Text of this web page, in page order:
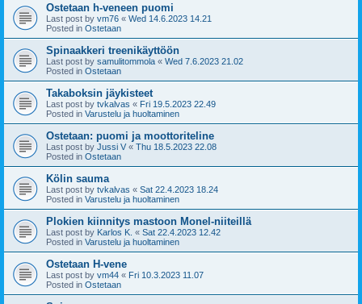
Ostetaan h-veneen puomi
Last post by vm76 « Wed 14.6.2023 14.21
Posted in Ostetaan
Spinaakkeri treenikäyttöön
Last post by samulitommola « Wed 7.6.2023 21.02
Posted in Ostetaan
Takaboksin jäykisteet
Last post by tvkalvas « Fri 19.5.2023 22.49
Posted in Varustelu ja huoltaminen
Ostetaan: puomi ja moottoriteline
Last post by Jussi V « Thu 18.5.2023 22.08
Posted in Ostetaan
Kölin sauma
Last post by tvkalvas « Sat 22.4.2023 18.24
Posted in Varustelu ja huoltaminen
Plokien kiinnitys mastoon Monel-niiteillä
Last post by Karlos K. « Sat 22.4.2023 12.42
Posted in Varustelu ja huoltaminen
Ostetaan H-vene
Last post by vm44 « Fri 10.3.2023 11.07
Posted in Ostetaan